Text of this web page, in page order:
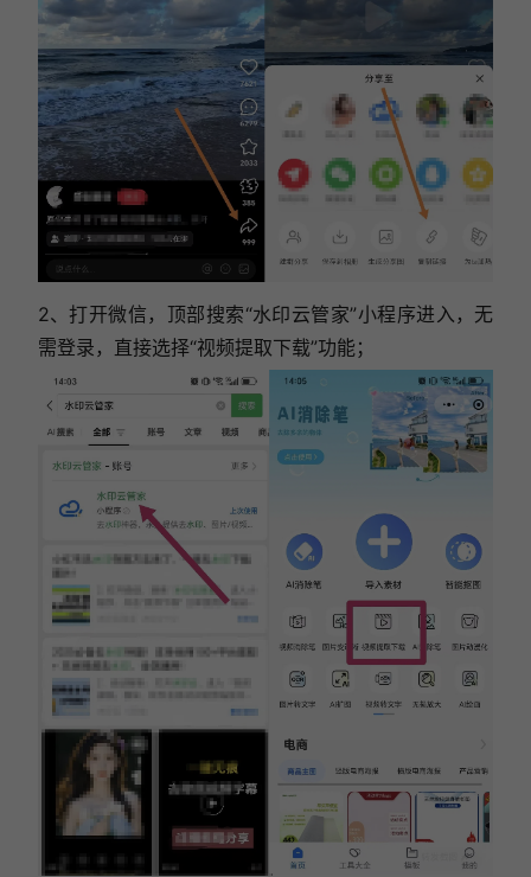
2、打开微信，顶部搜索“水印云管家”小程序进入，无
需登录，直接选择“视频提取下载”功能；